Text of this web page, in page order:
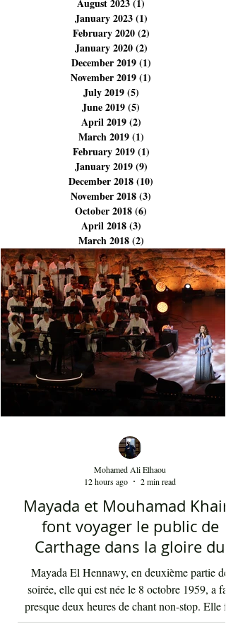
December 2023(3)
November 2023 (3)
September 2023 (1)
August 2023 (1)1 post
January 2023(1)1 post
February 2020 (2)2 posts
January 2020(2)
December 2019(1)
November 2019(1)
July 2019 (5)5 posts
June 2019(5)5 posts
April 2019(2)2 posts
March 2019(1)1 post
February 2019 (1)1 post
January 2019 (9)
December 2018(10)
November 2018(3)
October 2018(6)6 posts
April 2018(3)3 posts
March 2018(2)2 posts
Mayada et Mouhamad Khairy
font voyager le public de
Carthage dans la gloire du
chant et de la musique
Mayada El Hennawy, en deuxième partie de
Mohamed Ali Elhaou
12 hours ago
2 min read